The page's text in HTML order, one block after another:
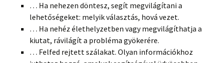
… Ha nehezen döntesz, segít megvilágítani a
lehetőségeket: melyik választás, hová vezet.
… Ha nehéz élethelyzetben vagy megvilágíthatja a
kiutat, rávilágít a probléma gyökerére.
… Felfed rejtett szálakat. Olyan információkhoz